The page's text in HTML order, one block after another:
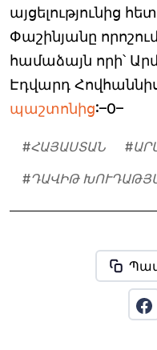
այցելությունից
Փաշինյանը
համաձայն որի՝
Էդվարդ
պաշտոնից:–0–
#ՀԱՅԱՍՏԱՆ #
#ԴԱՎԻԹ